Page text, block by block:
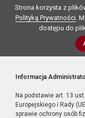
Strona korzysta z
Polityką Prywatności.
dostępu do
Informacja
Na podstawie art. 13
Europejskiego i Rady
sprawie ochrony osób